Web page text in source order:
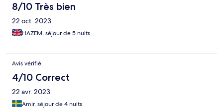
8/10 Très bien
22 oct. 2023
HAZEM, séjour de 5 nuits
Avis vérifié
4/10 Correct
22 avr. 2023
Amir, séjour de 4 nuits